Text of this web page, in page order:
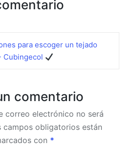
para escoger un tejado
Cubingecol
comentario
correo electrónico no será
campos obligatorios están
con *